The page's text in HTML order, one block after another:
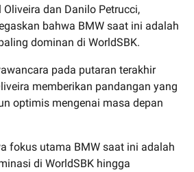
Oliveira dan Danilo Petrucci,
bahwa BMW saat ini adalah
dominan di WorldSBK.
pada putaran terakhir
memberikan pandangan yang
optimis mengenai masa depan
fokus utama BMW saat ini adalah
di WorldSBK hingga